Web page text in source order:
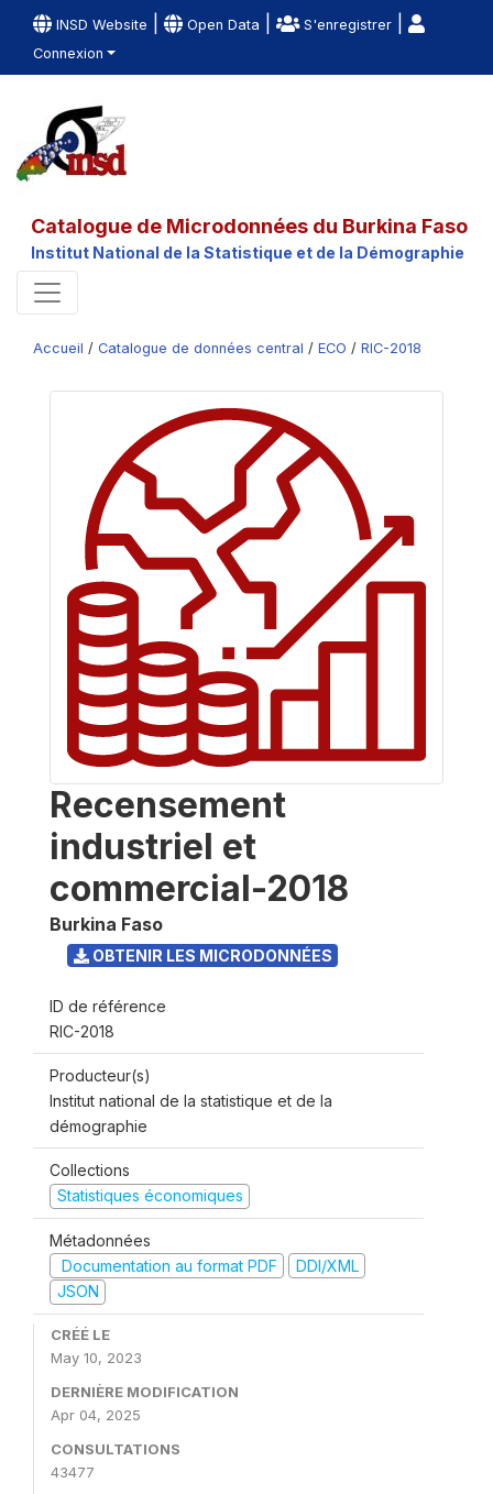
INSD Website Open Data S'enregistrer
Connexion
Catalogue de Microdonnées du Burkina Faso
Institut National de la Statistique et de la Démographie
Accueil / Catalogue de données central / ECO / RIC-2018
Recensement
industriel et
commercial-2018
Burkina Faso
OBTENIR LES MICRODONNÉES
ID de référence
RIC-2018
Producteur(s)
Institut national de la statistique et de la
démographie
Collections
Statistiques économiques
Métadonnées
Documentation au format PDF
DDI/XML
JSON
CRÉÉ LE
May 10, 2023
DERNIÈRE MODIFICATION
Apr 04, 2025
CONSULTATIONS
43477